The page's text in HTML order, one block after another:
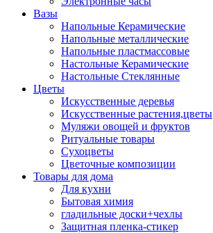
Вазы
Напольные Керамические
Напольные металлические
Напольные пластмассовые
Настольные Керамические
Настольные Стеклянные
Цветы
Искусственные деревья
Искусственные растения,цветы
Муляжи овощей и фруктов
Ритуальные товары
Сухоцветы
Цветочные композиции
Товары для дома
Для кухни
Бытовая химия
гладильные доски+чехлы
Защитная пленка-стикер